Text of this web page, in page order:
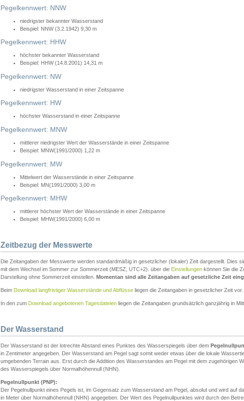
Pegelkennwert: NNW
niedrigster bekannter Wasserstand
Beispiel: NNW (3.2.1942) 9,30 m
Pegelkennwert: HHW
höchster bekannter Wasserstand
Beispiel: HHW (14.8.2001) 14,31 m
Pegelkennwert: NW
niedrigster Wasserstand in einer Zeitspanne
Pegelkennwert: HW
höchster Wasserstand in einer Zeitspanne
Pegelkennwert: MNW
mittlerer niedrigster Wert der Wasserstände in einer Zeitspanne
Beispiel: MNW(1991/2000) 1,22 m
Pegelkennwert: MW
Mittelwert der Wasserstände in einer Zeitspanne
Beispiel: MN(1991/2000) 3,00 m
Pegelkennwert: MHW
mittlerer höchster Wert der Wasserstände in einer Zeitspanne
Beispiel: MHW(1991/2000) 6,00 m
Zeitbezug der Messwerte
Die Zeitangaben der Messwerte werden standardmäßig in gesetzlicher (lokaler) Zeit dargestellt. Dies
mit dem Wechsel im Sommer zur Sommerzeit (MESZ, UTC+2). über die Einstellungen können Sie die
Darstellung ohne Sommerzeit einstellen. Momentan sind alle Zeitangaben auf gesetzliche Zeit
Beim Download langfristiger Wasserstände und Abflüsse liegen die Zeitangaben in gesetzlicher Zeit vor.
In den zum Download angebotenen Tagesdateien liegen die Zeitangaben grundsätzlich ganzjährig in
Der Wasserstand
Der Wasserstand ist der lotrechte Abstand eines Punktes des Wasserspiegels über dem
in Zentimeter angegeben. Der Wasserstand am Pegel sagt somit weder etwas über die lokale
umgebenden Terrain aus. Erst durch die Addition des Wasserstandes am Pegel mit dem zugehörigen
des Wasserspiegels über Normalhöhennull (NHN).
Pegelnullpunkt (PNP):
Der Pegelnullpunkt eines Pegels ist, im Gegensatz zum Wasserstand am Pegel, absolut und wird auf
in Meter über Normalhöhennull (NHN) angegeben. Der Wert des Pegelnullpunktes wird durch den